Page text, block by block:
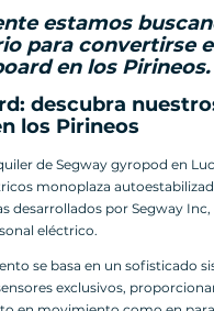
estamos
para convertirse
en los Pirineos.
descubra
los Pirineos
de Segway gyropod en
monoplaza
desarrollados por Segway
eléctrico.
se basa en un sofisticado
exclusivos,